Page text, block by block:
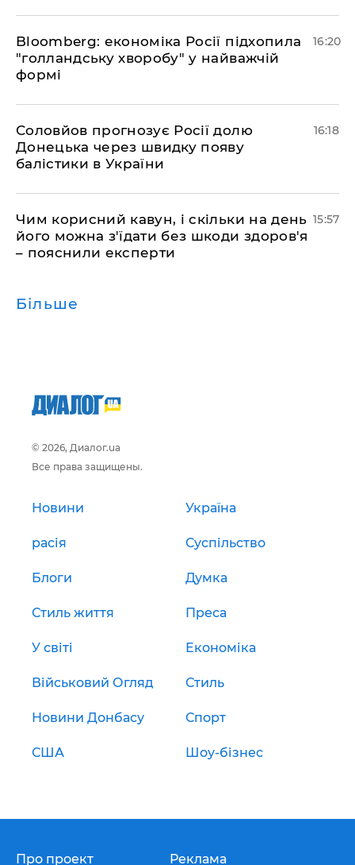
Bloomberg: економіка Росії підхопила
"голландську хворобу" у найважчій
формі
16:20
Соловйов прогнозує Росії долю
Донецька через швидку появу
балістики в України
16:18
Чим корисний кавун, і скільки на день
його можна з'їдати без шкоди здоров'я
– пояснили експерти
15:57
Більше
© 2026, Диалог.ua
Все права защищены.
Новини Україна
расія Суспільство
Блоги Думка
Стиль життя Преса
У світі Економіка
Військовий Огляд Стиль
Новини Донбасу Спорт
США Шоу-бізнес
Про проект Реклама